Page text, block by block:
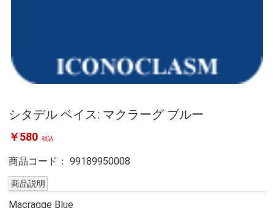
シタデル ベイス: マクラーグ ブルー
￥580 税込
商品コード： 99189950008
商品説明
Macragge Blue